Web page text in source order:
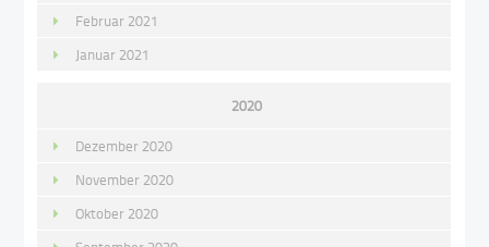
Februar 2021
Januar 2021
2020
Dezember 2020
November 2020
Oktober 2020